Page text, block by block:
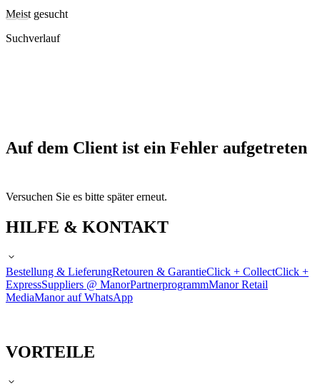
Meist gesucht
Suchverlauf
Auf dem Client ist ein Fehler aufgetreten
Versuchen Sie es bitte später erneut.
HILFE & KONTAKT
Bestellung & LieferungRetouren & GarantieClick + CollectClick +
ExpressSuppliers @ ManorPartnerprogrammManor Retail
MediaManor auf WhatsApp
VORTEILE